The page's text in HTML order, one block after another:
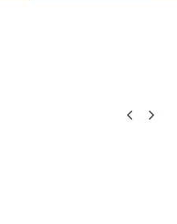
 